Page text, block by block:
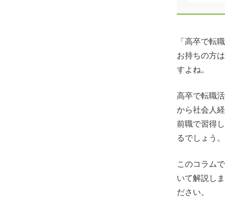
「高卒で転
お持ちの方
すよね。
高卒で転職
から社会人
前職で習得
るでしょう。
このコラム
いて解説し
ださい。